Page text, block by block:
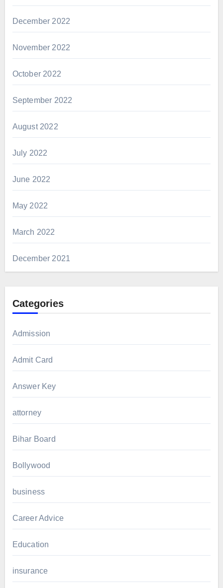
December 2022
November 2022
October 2022
September 2022
August 2022
July 2022
June 2022
May 2022
March 2022
December 2021
Categories
Admission
Admit Card
Answer Key
attorney
Bihar Board
Bollywood
business
Career Advice
Education
insurance